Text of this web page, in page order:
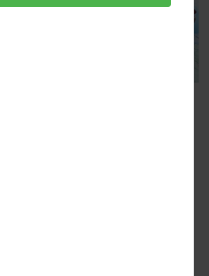
wordt er minder gereisd. Doordat we
van onze reisverzekering, besluiten
doorlopende reisverzekering stop te
heeft dit voor de premie van de
wat kun je het beste doen wanneer je
maar niet (goed) verzekerd bent?
jaar geleden, is er heel wat veranderd in
Waar pandemieën zoals
jaar deels nog wel binnen de
dat nu